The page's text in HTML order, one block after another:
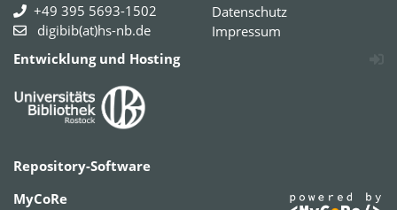
+49 395 5693-1502
digibib(at)hs-nb.de
Datenschutz
Impressum
Entwicklung und Hosting
Repository-Software
MyCoRe